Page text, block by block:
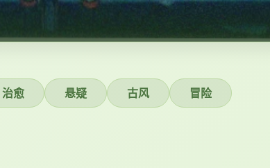
治愈 悬疑 古风 冒险